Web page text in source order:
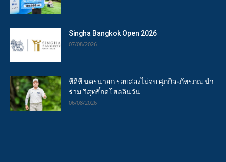
Singha Bangkok Open 2026
07/08/2026
ทีดีที นครนายก รอบสองไม่จบ ศุภกิจ-ภัทรภณ นำ
ร่วม วิสุทธิ์กดโฮลอินวัน
06/08/2026